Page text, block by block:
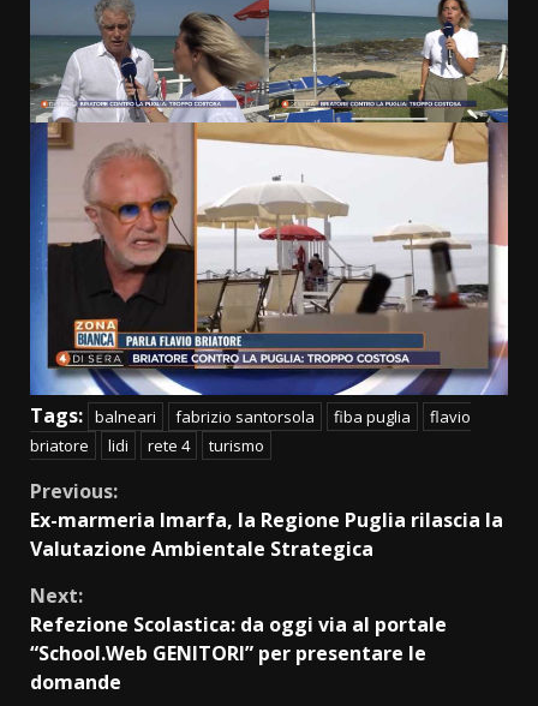
Tags: balneari fabrizio santorsola fiba puglia
flavio
briatore
lidi rete 4 turismo
Continue
Reading
Previous:
Ex-marmeria Imarfa, la Regione Puglia rilascia la
Valutazione Ambientale Strategica
Next:
Refezione Scolastica: da oggi via al portale
“School.Web GENITORI” per presentare le
domande